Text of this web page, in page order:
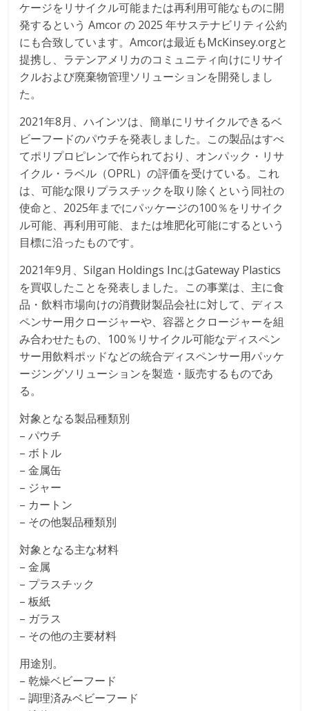
ケージをリサイクル可能または再利用可能なものに開
発するという Amcor の 2025 年サステナビリティ公約
にも合致しています。Amcorは最近もMcKinsey.orgと
提携し、ラテンアメリカのコミュニティ向けにリサイ
クルおよび廃棄物管理ソリューションを開発しまし
た。
2021年8月、ハインツは、簡単にリサイクルできるベ
ビーフードのパウチを発表しました。この製品はすべ
てポリプロピレンで作られており、オンパック・リサ
イクル・ラベル（OPRL）の評価を受けている。これ
は、可能な限りプラスチックを取り除くという同社の
使命と、2025年までにパッケージの100％をリサイク
ル可能、再利用可能、または堆肥化可能にするという
目標に沿ったものです。
2021年9月、Silgan Holdings Inc.はGateway Plastics
を買収したことを発表しました。この事業は、主に食
品・飲料市場向けの消費財製品会社に対して、ディス
ペンサー用クロージャーや、容器とクロージャーを組
み合わせたもの、100％リサイクル可能なディスペン
サー用飲料ポッドなどの統合ディスペンサー用パッケ
ージングソリューションを製造・販売するものであ
る。
対象となる製品種類別
– パウチ
– ボトル
– 金属缶
– ジャー
– カートン
– その他製品種類別
対象となる主な材料
– 金属
– プラスチック
– 板紙
– ガラス
– その他の主要材料
用途別。
– 乾燥ベビーフード
– 調理済みベビーフード